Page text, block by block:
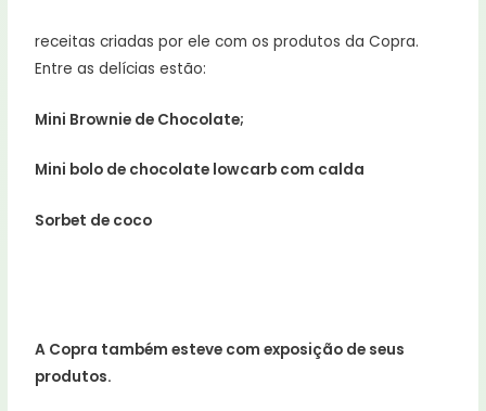
receitas criadas por ele com os produtos da Copra.
Entre as delícias estão:
Mini Brownie de Chocolate;
Mini bolo de chocolate lowcarb com calda
Sorbet de coco
A Copra também esteve com exposição de seus
produtos.